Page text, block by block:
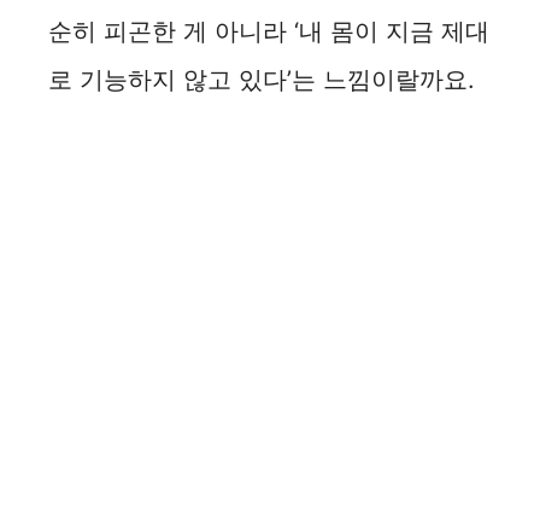
순히 피곤한 게 아니라 ‘내 몸이 지금 제대
로 기능하지 않고 있다’는 느낌이랄까요.